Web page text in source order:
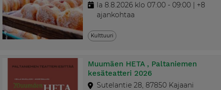
la 8.8.2026 klo 07:00 - 09:00 | +8
ajankohtaa
Kulttuuri
Muumäen HETA , Paltaniemen
kesäteatteri 2026
Sutelantie 28, 87850 Kajaani